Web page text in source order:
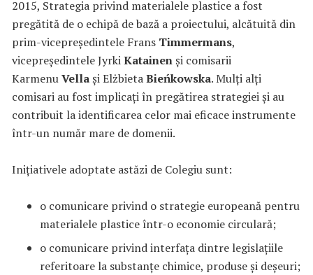
2015, Strategia privind materialele plastice a fost
pregătită de o echipă de bază a proiectului, alcătuită din
prim-vicepreședintele Frans Timmermans,
vicepreședintele JyrkiKatainenși comisarii
KarmenuVellași ElżbietaBieńkowska. Mulți alți
comisari au fost implicați în pregătirea strategiei și au
contribuit la identificarea celor mai eficace instrumente
într-un număr mare de domenii.
Inițiativele adoptate astăzi de Colegiu sunt:
o comunicare privind o strategie europeană pentru
materialele plastice într-o economie circulară;
o comunicare privind interfața dintre legislațiile
referitoare la substanțe chimice, produse și deșeuri;